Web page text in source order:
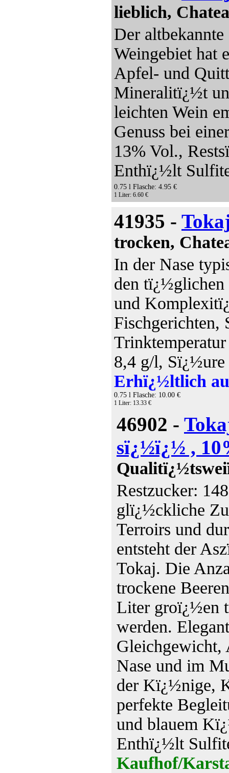
lieblich,
Der
Weingebiet hat
Apfel- und
Mineralitï¿½t
leichten Wein
Genuss bei
13% Vol.,
Enthï¿½lt
0.75 l Flasche: 4.95 €
1 Liter: 6.60 €
41935 -
trocken,
In der Nase
den
und
Fischgerichten,
8,4 g/l,
Erhï¿½ltlich
0.75 l Flasche: 10.00 €
1 Liter: 13.33 €
46902 -
sï¿½ï¿½ ,
Restzucker:
glï¿½ckliche
Terroirs und
entsteht der
Tokaj. Die
trockene
Liter groï¿½en
werden.
Gleichgewicht,
Nase und im
der Kï¿½nige,
perfekte
und blauem
Enthï¿½lt
Kaufhof/